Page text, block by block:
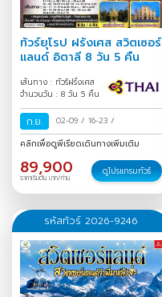
ทัวร์ยุโรป ฝรั่งเศส สวิตเซอร์
แลนด์ อิตาลี 8 วัน 5 คืน
เส้นทาง : ทัวร์ฝรั่งเศส
จำนวนวัน : 8 วัน 5 คืน
ก.ย. 02-09 / 16-23 /
คลิกเพื่อดูพีเรียดเดินทางเพิ่มเติม
89,900
ราคาเริ่มต้น บาท/ท่าน
ดูโปรแกรมทัวร์
รหัสทัวร์ 2026-9246